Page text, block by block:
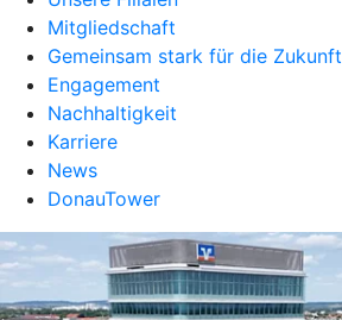
Mitgliedschaft
Gemeinsam stark für die Zukunft
Engagement
Nachhaltigkeit
Karriere
News
DonauTower